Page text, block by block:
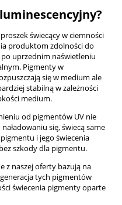
świecący w ciemności
produktom zdolności do
uprzednim naświetleniu
Pigmenty w
się w medium ale
stabilną w zależności
medium.
od pigmentów UV nie
się, świecą same
i jego świecenia
szkody dla pigmentu.
z naszej oferty bazują na
tych pigmentów
świecenia pigmenty oparte